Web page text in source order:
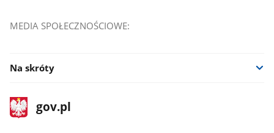
MEDIA SPOŁECZNOŚCIOWE:
Na skróty
stopka
gov.plStrona
gov.pl